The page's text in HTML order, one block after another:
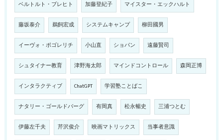
ベルトルト・ブレヒト 加藤登紀子 マイスター・エックハルト
藤坂泰介 鵜飼宏成 システムキャンプ 柳田國男
イーヴォ・ポゴレリチ 小山直 ショパン 遠藤賢司
シュタイナー教育 津野海太郎 マインドコントロール 森岡正博
インタラクティブ ChatGPT 学習塾ことばこ
ナタリー・ゴールドバーグ 有岡真 松永暢史 三浦つとむ
伊藤左千夫 芹沢俊介 映画マトリックス 当事者意識